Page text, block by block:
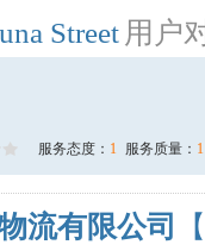
Street 用户
服务态度： 1 服务质量： 1
流有限公司